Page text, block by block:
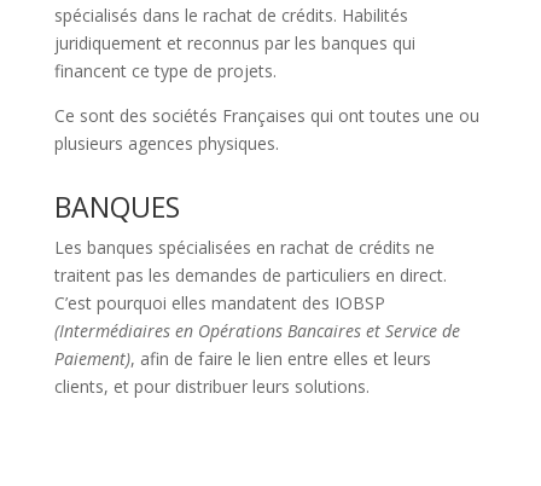
spécialisés dans le rachat de crédits. Habilités
juridiquement et reconnus par les banques qui
financent ce type de projets.
Ce sont des sociétés Françaises qui ont toutes une ou
plusieurs agences physiques.
BANQUES
Les banques spécialisées en rachat de crédits ne
traitent pas les demandes de particuliers en direct.
C’est pourquoi elles mandatent des IOBSP
(Intermédiaires en Opérations Bancaires et Service de
Paiement), afin de faire le lien entre elles et leurs
clients, et pour distribuer leurs solutions.